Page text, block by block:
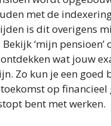
met de
is dit overigens
‘mijn pensioen’
wat jouw
Zo kun je een goed
op financieel
bent met werken.